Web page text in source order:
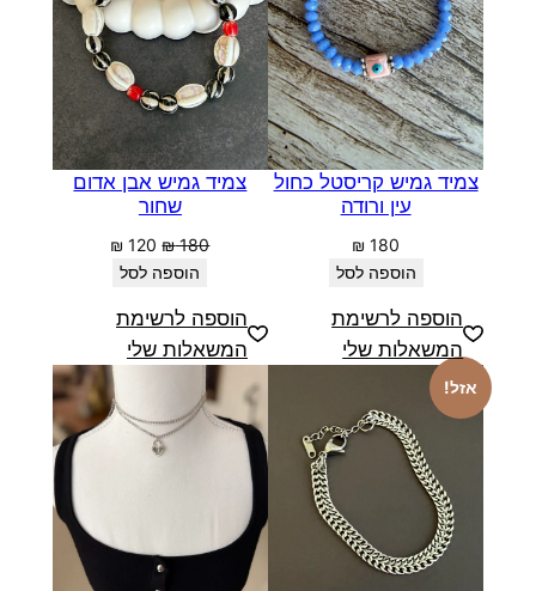
צמיד גמיש קריסטל כחול
עין ורודה
₪ 180
הוספה לסל
הוספה לרשימת
המשאלות שלי
צמיד גמיש אבן אדום
שחור
₪180
המחיר
המקורי
₪ 180.
₪ 120
המחיר
הוספה לסל
הוספה לרשימת
המשאלות שלי
אזל!